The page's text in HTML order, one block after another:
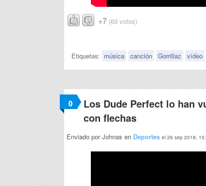
+7 (63 votos)
Etiquetas: música canción Gorrillaz vídeo
0
Los Dude Perfect lo han
con flechas
Enviado por Johnas en Deportes el 26 sep 2018,